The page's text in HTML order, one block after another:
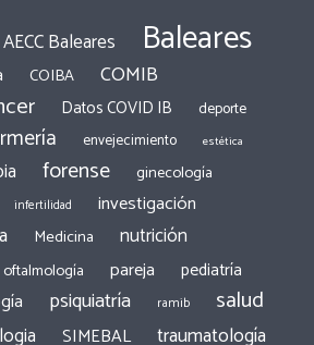
AECC Baleares Baleares
COIBA COMIB
Datos COVID IB
deporte
envejecimiento estética
forense ginecología
infertilidad investigación
Medicina nutrición
oftalmología pareja pediatría
psiquiatría ramib salud
SIMEBAL traumatología